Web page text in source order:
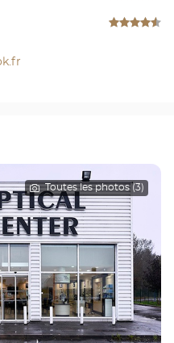
Toutes les photos (3)